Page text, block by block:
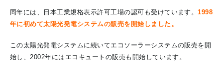
同年には、日本工業規格表示許可工場の認可も受けています。1998
年に初めて太陽光発電システムの販売を開始しました。
この太陽光発電システムに続いてエコソーラーシステムの販売を開
始し、2002年にはエコキュートの販売も開始しています。